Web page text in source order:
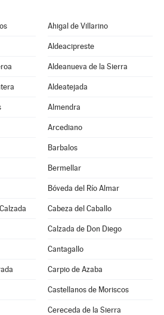
Ahigal de Villarino
Aldeacipreste
Aldeanueva de la Sierra
Aldeatejada
Almendra
Arcediano
Barbalos
Bermellar
Bóveda del Río Almar
Cabeza del Caballo
Calzada de Don Diego
Cantagallo
Carpio de Azaba
Castellanos de Moriscos
Cereceda de la Sierra